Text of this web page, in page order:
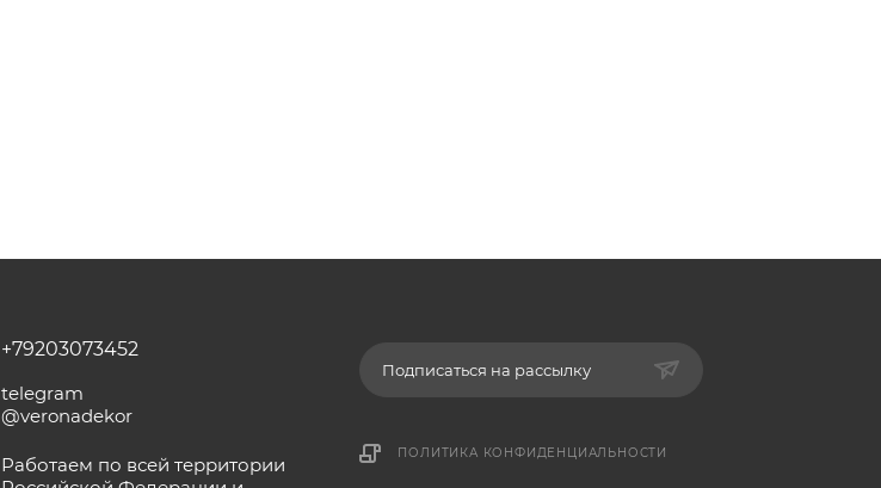
+79203073452
telegram
@veronadekor
Работаем по всей территории
Подписаться на рассылку
ПОЛИТИКА КОНФИДЕНЦИАЛЬНОСТИ